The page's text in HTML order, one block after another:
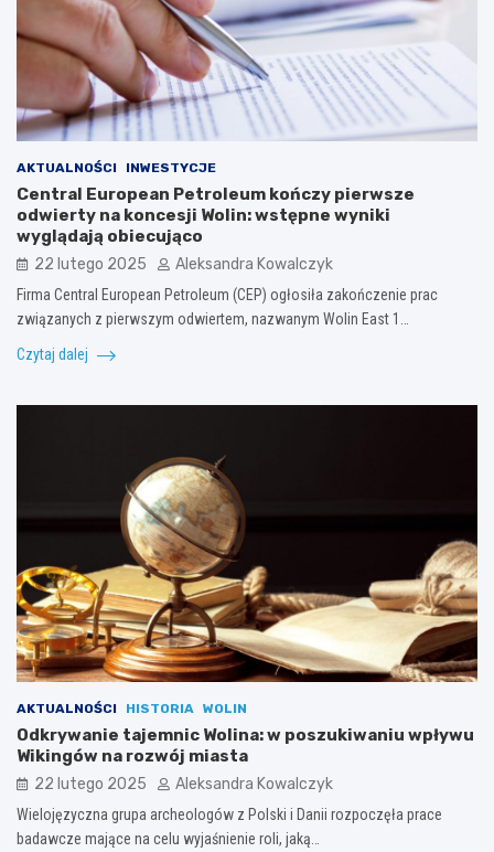
AKTUALNOŚCI INWESTYCJE
Central European Petroleum kończy pierwsze
odwierty na koncesji Wolin: wstępne wyniki
wyglądają obiecująco
22 lutego 2025 Aleksandra Kowalczyk
Firma Central European Petroleum (CEP) ogłosiła zakończenie prac
związanych z pierwszym odwiertem, nazwanym Wolin East 1…
Czytaj dalej
AKTUALNOŚCI HISTORIA WOLIN
Odkrywanie tajemnic Wolina: w poszukiwaniu wpływu
Wikingów na rozwój miasta
22 lutego 2025 Aleksandra Kowalczyk
Wielojęzyczna grupa archeologów z Polski i Danii rozpoczęła prace
badawcze mające na celu wyjaśnienie roli, jaką…